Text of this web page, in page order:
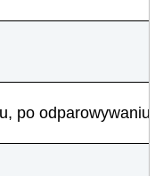
po odparowywaniu